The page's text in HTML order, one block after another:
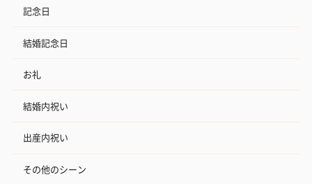
記念日
結婚記念日
お礼
結婚内祝い
出産内祝い
その他のシーン